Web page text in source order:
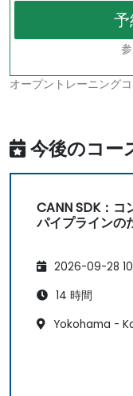
オープントレーニング
今後のコー
CANN SDK：コ
パイプラインの
2026-09-28
14 時間
Yokohama -